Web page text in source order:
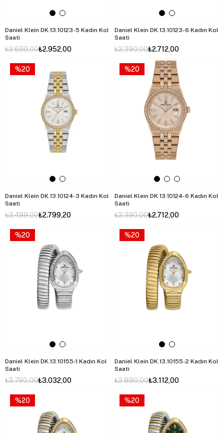
Daniel Klein DK.13.10123-5 Kadın Kol
Saati
₺2.952,00
₺3.690,00
Daniel Klein DK.13.10123-6 Kadın Kol
Saati
₺2.712,00
₺3.390,00
Daniel Klein DK.13.10124-3 Kadın Kol
Saati
₺2.799,20
₺3.499,00
%20
Daniel Klein DK.13.10124-6 Kadın Kol
Saati
₺2.712,00
₺3.390,00
%20
Daniel Klein DK.13.10155-1 Kadın Kol
Saati
₺3.032,00
₺3.790,00
%20
Daniel Klein DK.13.10155-2 Kadın Kol
Saati
₺3.112,00
₺3.890,00
%20
%20 %20